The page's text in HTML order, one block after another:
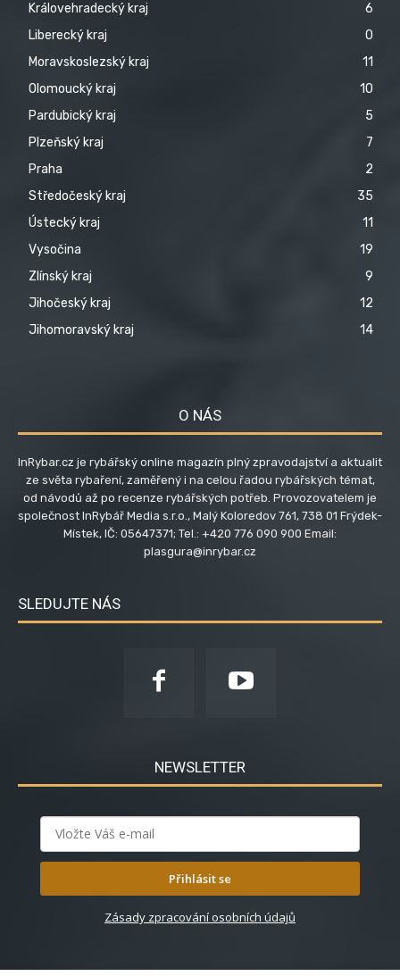
Královehradecký kraj
6
Liberecký kraj
0
Moravskoslezský kraj
11
Olomoucký kraj
10
Pardubický kraj
5
Plzeňský kraj
7
Praha
2
Středočeský kraj
35
Ústecký kraj
11
Vysočina
19
Zlínský kraj
9
Jihočeský kraj
12
Jihomoravský kraj
14
O NÁS
InRybar.cz je rybářský online magazín plný zpravodajství a aktualit
ze světa rybaření, zaměřený i na celou řadou rybářských témat,
od návodů až po recenze rybářských potřeb. Provozovatelem je
společnost InRybář Media s.r.o., Malý Koloredov 761, 738 01 Frýdek-
Místek, IČ: 05647371; Tel.: +420 776 090 900 Email:
plasgura@inrybar.cz
SLEDUJTE NÁS
NEWSLETTER
Přihlásit se
Zásady zpracování osobních údajů